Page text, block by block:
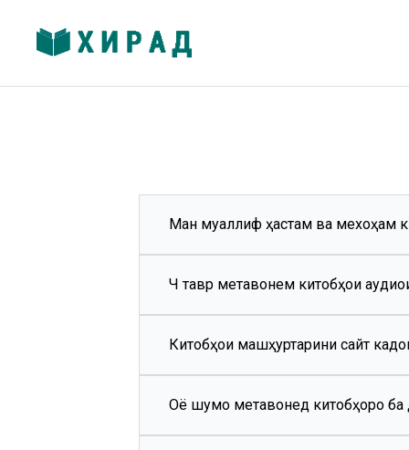
Ман муаллиф ҳастам ва мехоҳам
Мо аз Шумо барои ҳамкорӣ бисёр
мекунем пас аз коркард, онро дар
Чӣ тавр метавонем китобҳои
Шумо ҳаргоҳ, ки хостед китобҳои
Китобҳои машҳуртарини сайт
Дар сайти мо китобҳои машҳур
завқатонро мутолеа намоед.
Оё шумо метавонед китобҳоро ба